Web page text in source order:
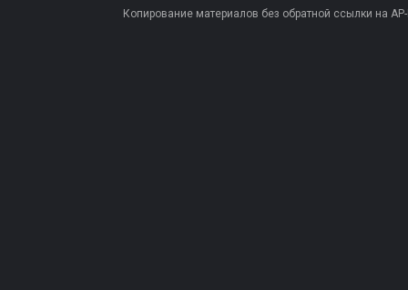
Копирование материалов без обратной ссылки на